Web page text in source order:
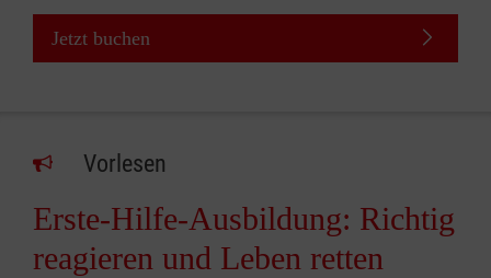
Jetzt buchen
Vorlesen
Erste-Hilfe-Ausbildung: Richtig
reagieren und Leben retten